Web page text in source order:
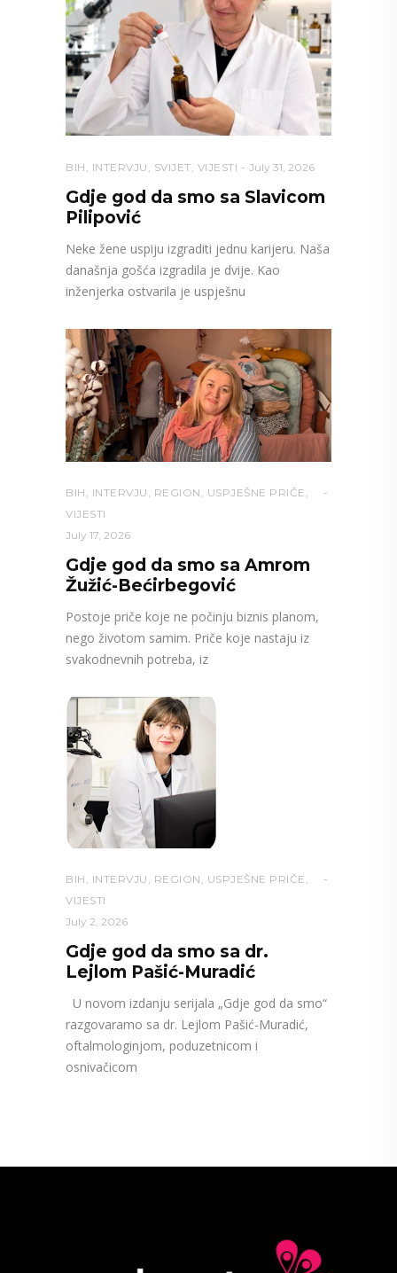
BIH , INTERVJU , SVIJET, VIJESTI July 31, 2026
Gdje god da smo sa Slavicom
Pilipović
Neke žene uspiju izgraditi jednu karijeru. Naša
današnja gošća izgradila je dvije. Kao
inženjerka ostvarila je uspješnu
BIH , INTERVJU , REGION , USPJEŠNE PRIČE ,
VIJESTI
July 17, 2026
Gdje god da smo sa Amrom
Žužić-Bećirbegović
Postoje priče koje ne počinju biznis planom,
nego životom samim. Priče koje nastaju iz
svakodnevnih potreba, iz
BIH , INTERVJU , REGION , USPJEŠNE PRIČE ,
VIJESTI
July 2, 2026
Gdje god da smo sa dr.
Lejlom Pašić-Muradić
U novom izdanju serijala „Gdje god da smo“
razgovaramo sa dr. Lejlom Pašić-Muradić,
oftalmologinjom, poduzetnicom i
osnivačicom